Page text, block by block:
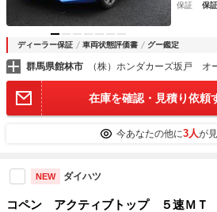
保証
保
ディーラー保証 車両状態評価書 グー鑑定
群馬県館林市 （株）ホンダカーズ坂戸 オ
在庫を確認・見積り依頼
今あなたの他に3人が
NEW ダイハツ
コペン アクティブトップ ５速ＭＴ